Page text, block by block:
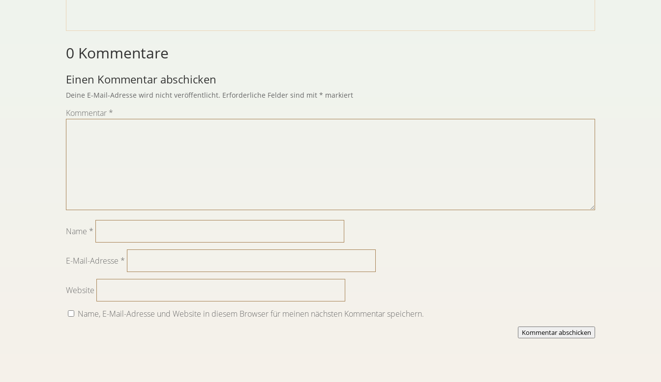
0 Kommentare
Einen Kommentar abschicken
Deine E-Mail-Adresse wird nicht veröffentlicht. Erforderliche Felder sind mit* markiert
Kommentar *
Name *
E-Mail-Adresse *
Website
Name, E-Mail-Adresse und Website in diesem Browser für meinen nächsten Kommentar speichern.
Kommentar abschicken